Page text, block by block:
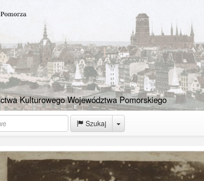
Kulturowego Województwa Pomorskiego
Szukaj Toggle Dropdown